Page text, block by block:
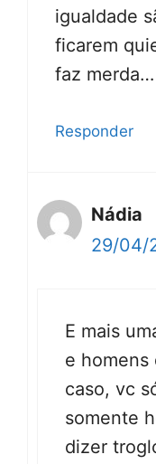
igualdade
ficarem
faz merda…
Responder
Nádia
29/04/
E mais
e homens
caso, vc
somente
dizer